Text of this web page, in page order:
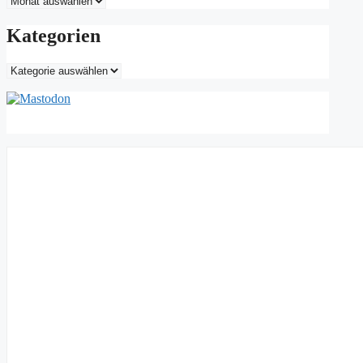
Kategorien
Kategorien